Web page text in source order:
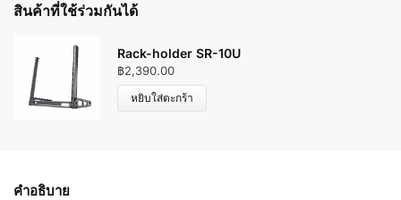
สินค้าที่ใช้ร่วมกันได้
Rack-holder SR-10U
฿2,390.00
หยิบใส่ตะกร้า
คำอธิบาย